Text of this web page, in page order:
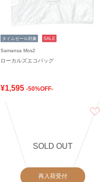
タイムセール対象 SALE
Samansa Mos2
ローカルズエコバッグ
¥1,595 -50%OFF-
SOLD OUT
再入荷受付